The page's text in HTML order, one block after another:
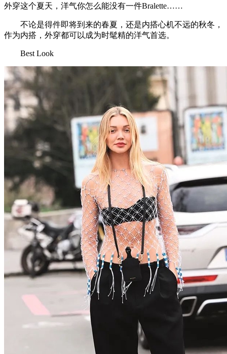
外穿这个夏天，洋气你怎么能没有一件Bralette……
不论是得件即将到来的春夏，还是内搭心机不远的秋冬，
作为内搭，外穿都可以成为时髦精的洋气首选。
Best Look